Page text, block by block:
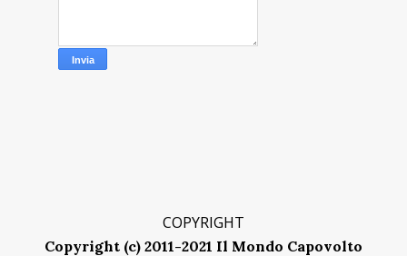
COPYRIGHT
Copyright (c) 2011-2021 Il Mondo Capovolto